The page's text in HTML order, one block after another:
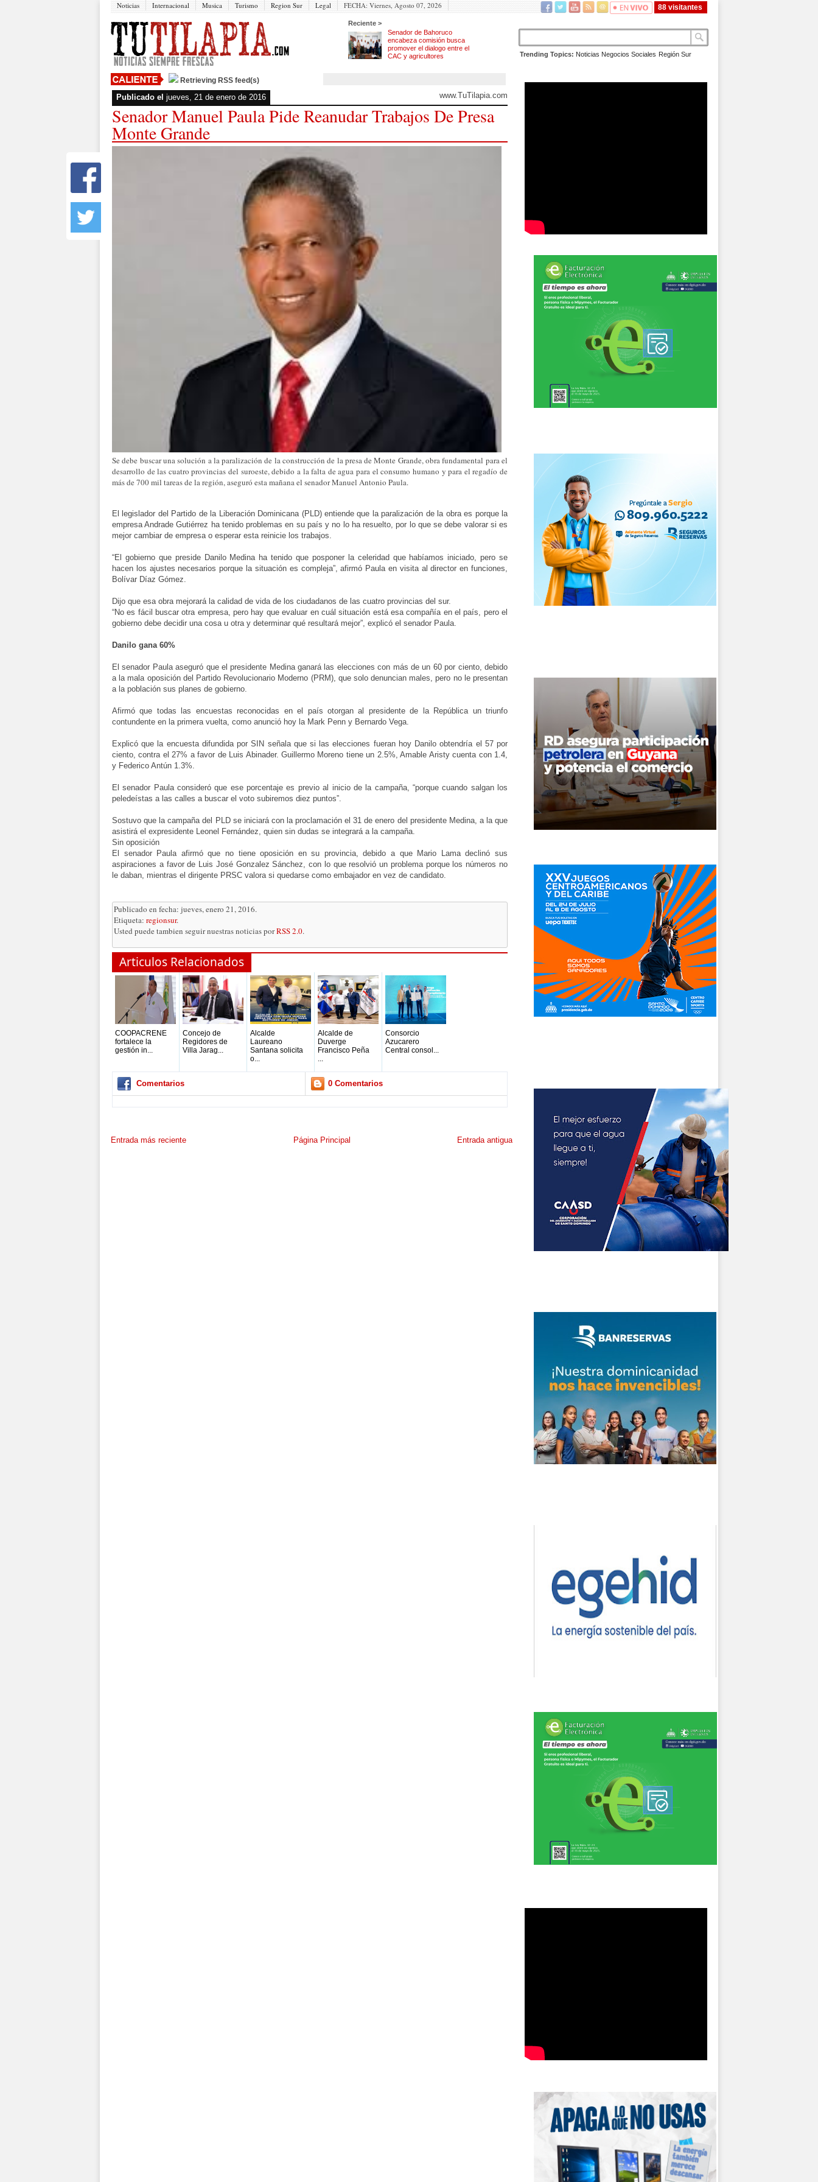
Noticias Internacional Musica Turismo Region Sur Legal FECHA: Viernes, Agosto 07, 2026 88 visitantes
Reciente >
Senador de Bahoruco
encabeza comisión busca
promover el dialogo entre el
CAC y agricultores
Trending Topics: Noticias Negocios Sociales Región Sur
Retrieving RSS feed(s)
Publicado el jueves, 21 de enero de 2016 www.TuTilapia.com
Senador Manuel Paula Pide Reanudar Trabajos De Presa
Monte Grande
Se debe buscar una solución a la paralización de la construcción de la presa de Monte Grande, obra fundamental para el
desarrollo de las cuatro provincias del suroeste, debido a la falta de agua para el consumo humano y para el regadío de
más de 700 mil tareas de la región, aseguró esta mañana el senador Manuel Antonio Paula.
El legislador del Partido de la Liberación Dominicana (PLD) entiende que la paralización de la obra es porque la
empresa Andrade Gutiérrez ha tenido problemas en su país y no lo ha resuelto, por lo que se debe valorar si es
mejor cambiar de empresa o esperar esta reinicie los trabajos.
“El gobierno que preside Danilo Medina ha tenido que posponer la celeridad que habíamos iniciado, pero se
hacen los ajustes necesarios porque la situación es compleja”, afirmó Paula en visita al director en funciones,
Bolívar Díaz Gómez.
Dijo que esa obra mejorará la calidad de vida de los ciudadanos de las cuatro provincias del sur.
“No es fácil buscar otra empresa, pero hay que evaluar en cuál situación está esa compañía en el país, pero el
gobierno debe decidir una cosa u otra y determinar qué resultará mejor”, explicó el senador Paula.
Danilo gana 60%
El senador Paula aseguró que el presidente Medina ganará las elecciones con más de un 60 por ciento, debido
a la mala oposición del Partido Revolucionario Moderno (PRM), que solo denuncian males, pero no le presentan
a la población sus planes de gobierno.
Afirmó que todas las encuestas reconocidas en el país otorgan al presidente de la República un triunfo
contundente en la primera vuelta, como anunció hoy la Mark Penn y Bernardo Vega.
Explicó que la encuesta difundida por SIN señala que si las elecciones fueran hoy Danilo obtendría el 57 por
ciento, contra el 27% a favor de Luis Abinader. Guillermo Moreno tiene un 2.5%, Amable Aristy cuenta con 1.4,
y Federico Antún 1.3%.
El senador Paula consideró que ese porcentaje es previo al inicio de la campaña, “porque cuando salgan los
peledeístas a las calles a buscar el voto subiremos diez puntos”.
Sostuvo que la campaña del PLD se iniciará con la proclamación el 31 de enero del presidente Medina, a la que
asistirá el expresidente Leonel Fernández, quien sin dudas se integrará a la campaña.
Sin oposición
El senador Paula afirmó que no tiene oposición en su provincia, debido a que Mario Lama declinó sus
aspiraciones a favor de Luis José Gonzalez Sánchez, con lo que resolvió un problema porque los números no
le daban, mientras el dirigente PRSC valora si quedarse como embajador en vez de candidato.
Publicado en fecha: jueves, enero 21, 2016.
Etiqueta: regionsur.
Usted puede tambien seguir nuestras noticias porRSS 2.0.
Articulos Relacionados
COOPACRENE
fortalece la
gestión in...
Concejo de
Regidores de
Villa Jarag...
Alcalde
Laureano
Santana solicita
o...
Alcalde de
Duverge
Francisco Peña
...
Consorcio
Azucarero
Central consol...
Comentarios 0 Comentarios
Entrada más reciente Entrada antigua
Página Principal